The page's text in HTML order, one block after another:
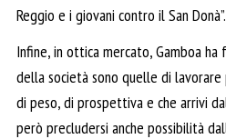
Reggio e i giovani contro il San Donà”.
Infine, in ottica mercato, Gamboa
della società sono quelle di
di peso, di prospettiva e che arrivi
però precludersi anche possibilità